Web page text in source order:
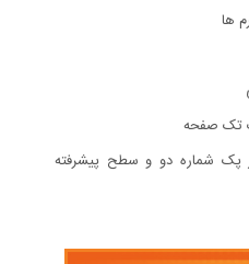
ها
تک صفحه
پک شماره دو و سطح پیشرفته